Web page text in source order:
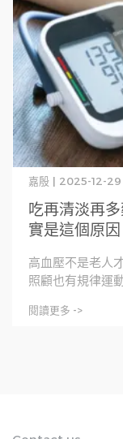
吃再清淡再
實是這個原因
嘉殷 | 2025-12-29
高血壓不是老人
照顧也有規律運
閱讀更多 ->